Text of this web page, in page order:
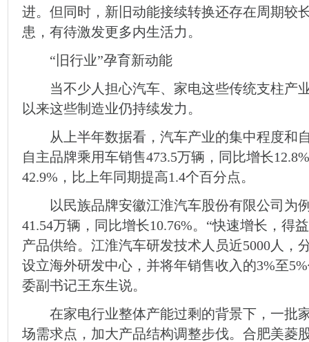
进。但同时，新旧动能接续转换还存在周期较
患，有待激发更多内生活力。
“旧行业”孕育新动能
当不少人担心汽车、家电这些传统支柱产业
以来这些制造业仍持续发力。
从上半年数据看，汽车产业的集中程度和
自主品牌乘用车销售473.5万辆，同比增长
42.9%，比上年同期提高1.4个百分点。
以民族品牌安徽江淮汽车股份有限公司为
41.54万辆，同比增长10.76%。“快速增长，得
产品供给。江淮汽车研发技术人员近5000人，
设立海外研发中心，并将年销售收入的3%至
委副书记王东生说。
在家电行业整体产能过剩的背景下，一批
场需求点，加大产品结构调整步伐。合肥美菱